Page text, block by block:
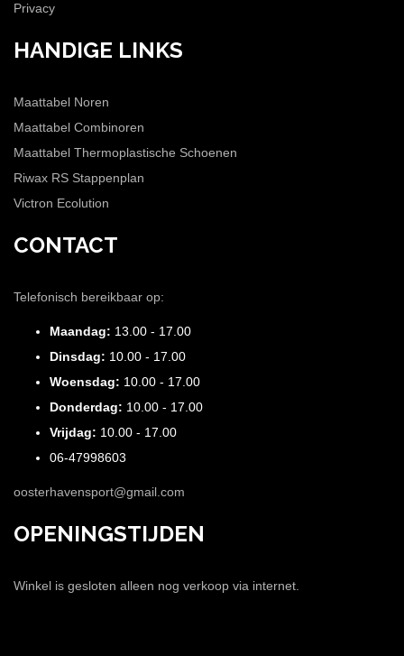
Privacy
HANDIGE LINKS
Maattabel Noren
Maattabel Combinoren
Maattabel Thermoplastische Schoenen
Riwax RS Stappenplan
Victron Ecolution
CONTACT
Telefonisch bereikbaar op:
Maandag: 13.00 - 17.00
Dinsdag: 10.00 - 17.00
Woensdag: 10.00 - 17.00
Donderdag: 10.00 - 17.00
Vrijdag: 10.00 - 17.00
06-47998603
oosterhavensport@gmail.com
OPENINGSTIJDEN
Winkel is gesloten alleen nog verkoop via internet.